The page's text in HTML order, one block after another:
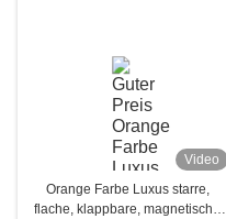
Video
Orange Farbe Luxus starre,
flache, klappbare, magnetische